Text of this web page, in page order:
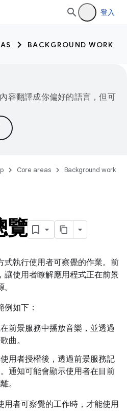
登入
BACKGROUND WORK
容翻譯成你偏好的語言，但可
Core areas
Background work
覽
式執行使用者可察覺的作業。前
，讓使用者瞭解應用程式正在前景
如下：
前景服務中播放音樂，並透過
曲。
用者授權後，透過前景服務記
通知可能會顯示使用者在目前
。
用者可察覺的工作時，才能使用